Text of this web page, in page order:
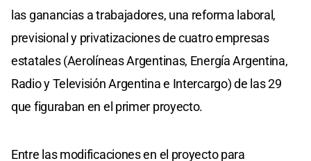
las ganancias a trabajadores, una reforma laboral,
previsional y privatizaciones de cuatro empresas
estatales (Aerolíneas Argentinas, Energía Argentina,
Radio y Televisión Argentina e Intercargo) de las 29
que figuraban en el primer proyecto.
Entre las modificaciones en el proyecto para